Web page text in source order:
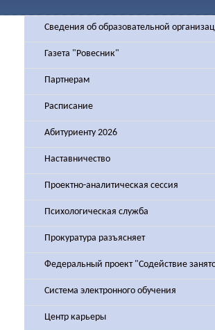
Сведения об образовательной
Газета "Ровесник"
Партнерам
Расписание
Абитуриенту 2026
Наставничество
Проектно-аналитическая сессия
Психологическая служба
Прокуратура разъясняет
Федеральный проект "Содействие
Система электронного обучения
Центр карьеры